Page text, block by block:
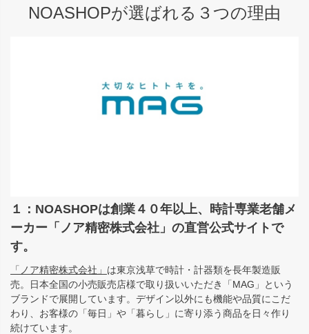
NOASHOPが選ばれる３つの理由
１：NOASHOPは創業４０年以上、時計専業老舗メ
ーカー「ノア精密株式会社」の直営公式サイトで
す。
「ノア精密株式会社」 は東京浅草で時計・計器類を長年製造販
売。日本全国の小売販売店様で取り扱いいただき「MAG」という
ブランドで展開しています。デザイン以外にも機能や品質にこだ
わり、お客様の「毎日」や「暮らし」に寄り添う商品を日々作り
続けています。